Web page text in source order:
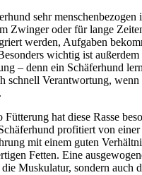
sehr men­schen­be­zo­gen
Zwin­ger oder für lan­ge
wer­den, Auf­ga­ben
wich­tig ist
– denn ein Schä­fer­hund
schnell Ver­ant­wor­tung,
hat die­se Ras­se
pro­fi­tiert von
mit einem guten
Fet­ten. Eine
Mus­ku­la­tur, son­dern auch